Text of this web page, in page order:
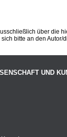
über die
bitte an den
UND